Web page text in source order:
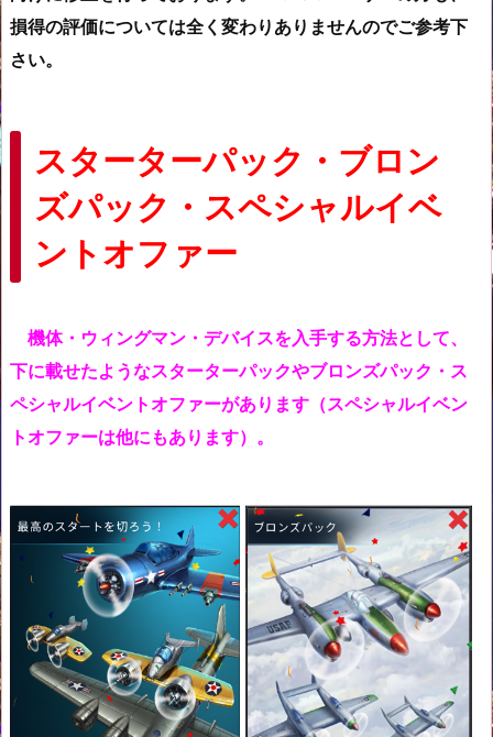
損得の評価については全く変わりありませんのでご参考下
さい。
スターターパック・ブロン
ズパック ・スペシャルイベ
ントオファー
機体・ウィングマン・デバイスを入手する方法として、
下に載せたようなスターターパックやブロンズパック・ス
ペシャルイベントオファーがあります（スペシャルイベン
トオファーは他にもあります）。